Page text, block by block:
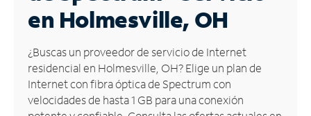
Contáctanos
Inglés
Administrar
cuenta
Encuentra
en Holmesville, OH
¿Buscas un proveedor de servicio de Internet
residencial en Holmesville, OH? Elige un plan de
Internet con fibra óptica de Spectrum con
velocidades de hasta 1 GB para una conexión